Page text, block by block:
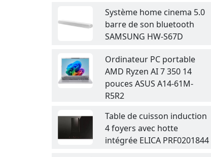
Système home cinema 5.0
barre de son bluetooth
SAMSUNG HW-S67D
Ordinateur PC portable
AMD Ryzen AI 7 350 14
pouces ASUS A14-61M-
R5R2
Table de cuisson induction
4 foyers avec hotte
intégrée ELICA PRF0201844